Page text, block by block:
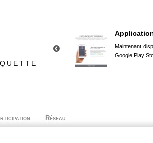
Maintenant
Google Play
Réseau